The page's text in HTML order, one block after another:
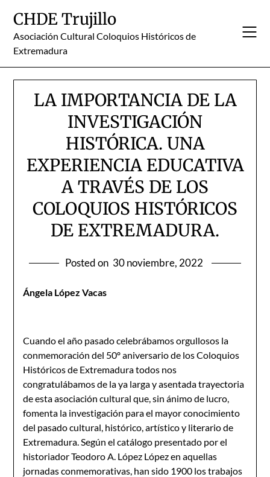
content
CHDE Trujillo
Asociación Cultural Coloquios Históricos de
Extremadura
LA IMPORTANCIA DE LA
INVESTIGACIÓN
HISTÓRICA. UNA
EXPERIENCIA EDUCATIVA
A TRAVÉS DE LOS
COLOQUIOS HISTÓRICOS
DE EXTREMADURA.
Posted on 30 noviembre, 2022
Ángela López Vacas
Cuando el año pasado celebrábamos orgullosos la
conmemoración del 50º aniversario de los Coloquios
Históricos de Extremadura todos nos
congratulábamos de la ya larga y asentada trayectoria
de esta asociación cultural que, sin ánimo de lucro,
fomenta la investigación para el mayor conocimiento
del pasado cultural, histórico, artístico y literario de
Extremadura. Según el catálogo presentado por el
historiador Teodoro A. López López en aquellas
jornadas conmemorativas, han sido 1900 los trabajos